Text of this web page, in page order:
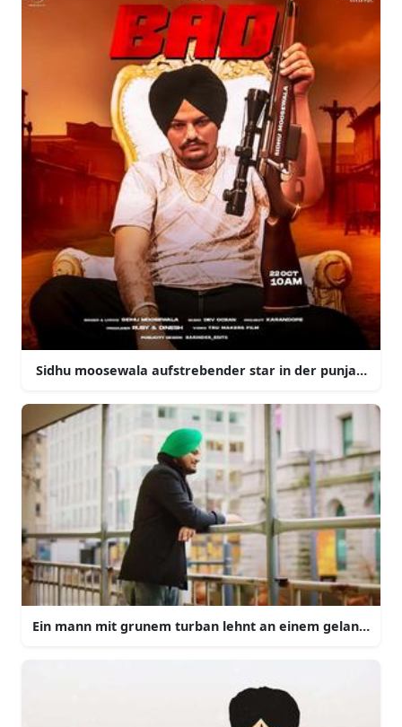
Sidhu moosewala aufstrebender star in der punjabi
Ein mann mit grunem turban lehnt an einem gelander